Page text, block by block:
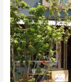
市
初
日！